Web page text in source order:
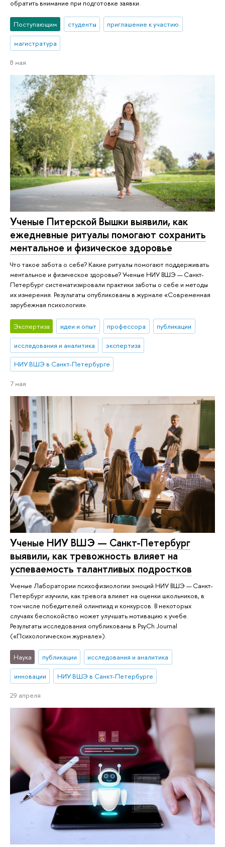
обратить внимание при подготовке заявки.
Поступающим студенты приглашение к участию
магистратура
8 мая
Ученые Питерской Вышки выявили, как
ежедневные ритуалы помогают сохранить
ментальное и физическое здоровье
Что такое забота о себе? Какие ритуалы помогают поддерживать
ментальное и физическое здоровье? Ученые НИУ ВШЭ — Санкт-
Петербург систематизировали практики заботы о себе и методы
их измерения. Результаты опубликованы в журнале «Современная
зарубежная психология».
Экспертиза идеи и опыт профессора публикации
исследования и аналитика экспертиза
НИУ ВШЭ в Санкт-Петербурге
7 мая
Ученые НИУ ВШЭ — Санкт-Петербург
выявили, как тревожность влияет на
успеваемость талантливых подростков
Ученые Лаборатории психофизиологии эмоций НИУ ВШЭ — Санкт-
Петербург изучили, как тревога влияет на оценки школьников, в
том числе победителей олимпиад и конкурсов. В некоторых
случаях беспокойство может улучшать мотивацию к учебе.
Результаты исследования опубликованы в PsyCh Journal
(«Психологическом журнале»).
Наука публикации исследования и аналитика
инновации НИУ ВШЭ в Санкт-Петербурге
29 апреля